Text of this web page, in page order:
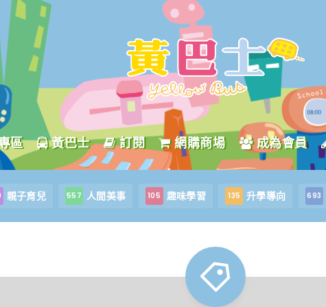
區 黃巴士 訂閱 網購商場 成為會員
親子育兒 557 人間美事 105 趣味學習 135 升學導向 693